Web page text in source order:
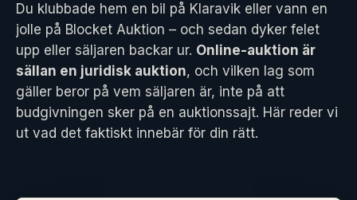
Du klubbade hem en bil på Klaravik eller vann en
jolle på Blocket Auktion – och sedan dyker felet
upp eller säljaren backar ur. Online-auktion är
sällan en juridisk auktion, och vilken lag som
gäller beror på vem säljaren är, inte på att
budgivningen sker på en auktionssajt. Här reder vi
ut vad det faktiskt innebär för din rätt.